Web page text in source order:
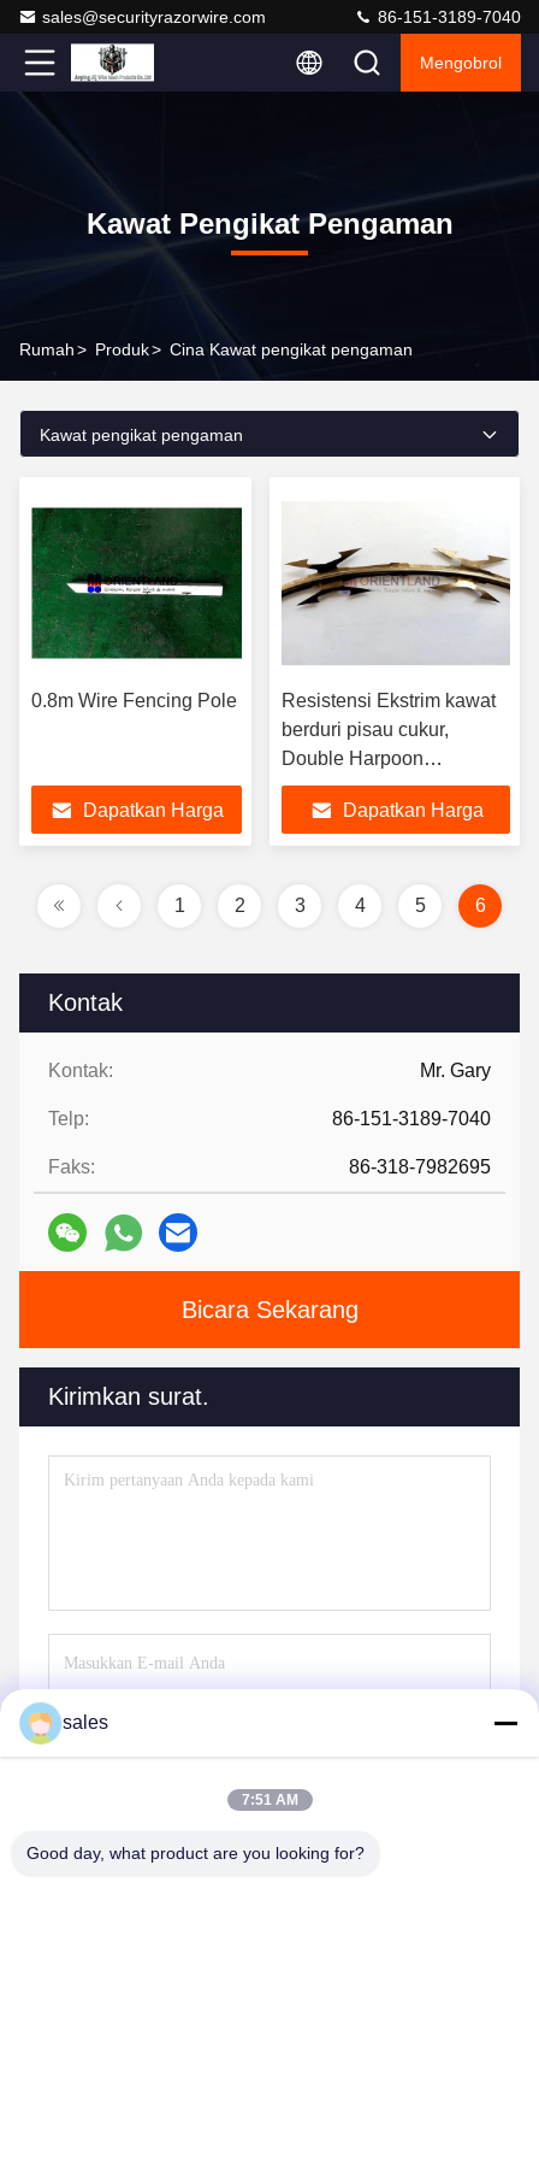
sales@securityrazorwire.com 86-151-3189-7040
Mengobrol
Kawat Pengikat Pengaman
Rumah> Produk> Cina Kawat pengikat pengaman
Kontak
Kontak: Mr. Gary
Telp: 86-151-3189-7040
Faks: 86-318-7982695
Bicara Sekarang
Kirimkan surat.
Kirim
Kawat pengikat pengaman
0.8m Wire Fencing Pole
Dapatkan Harga
Resistensi Ekstrim kawat
berduri pisau cukur,
Double Harpoon
keamanan kawat cukur
Dapatkan Harga
1 2 3 4 5 6
sales
7:51 AM
Good day, what product are you looking for?